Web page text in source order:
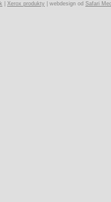
Xerox produkty | webdesign od Safari